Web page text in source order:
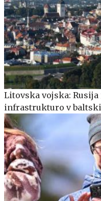
Litovska vojska:
infrastrukturo v